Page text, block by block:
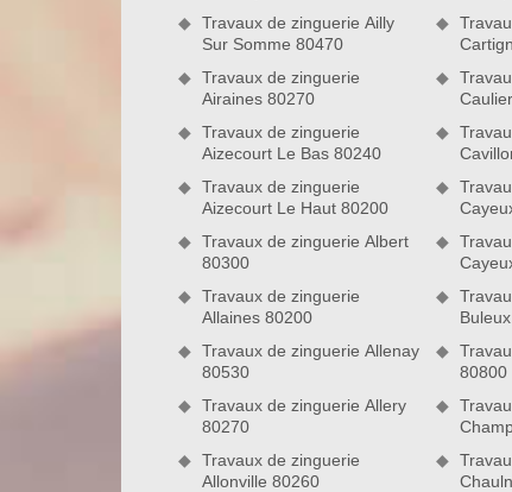
Nord Artois, une entreprise de
Vous envisagez de faire des travaux de
zingueur certifié tel que l’entreprise Nord
signifie que nous maîtrisons à la perfection
réparation d’accessoires de zinguerie. Notre
contacter si vous recherchez un zingueur
l’étanchéité de votre toiture sera à son comble.
Travaux de zinguerie Ailly
Sur Somme 80470
Travaux de zinguerie
Airaines 80270
Travaux de zinguerie
Aizecourt Le Bas 80240
Travaux de zinguerie
Aizecourt Le Haut 80200
Travaux de zinguerie Albert
80300
Travaux de zinguerie
Allaines 80200
Travaux de zinguerie Allenay
80530
Travaux de zinguerie Allery
80270
Travaux de zinguerie
Allonville 80260
80800